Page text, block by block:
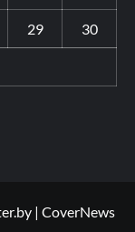
29 30
| CoverNews